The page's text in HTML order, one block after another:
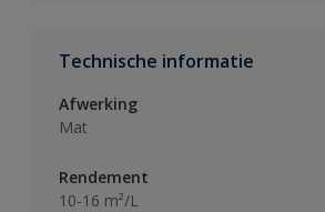
Technische informatie
Afwerking
Mat
Rendement
10-16 m²/L